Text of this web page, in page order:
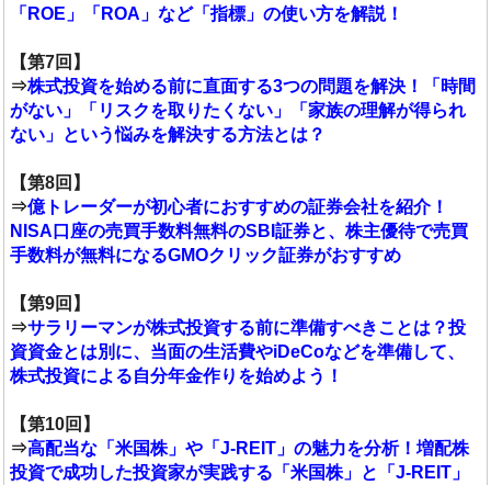
「ROE」「ROA」など「指標」の使い方を解説！
【第7回】
⇒株式投資を始める前に直面する3つの問題を解決！「時間
がない」「リスクを取りたくない」「家族の理解が得られ
ない」という悩みを解決する方法とは？
【第8回】
⇒億トレーダーが初心者におすすめの証券会社を紹介！
NISA口座の売買手数料無料のSBI証券と、株主優待で売買
手数料が無料になるGMOクリック証券がおすすめ
【第9回】
⇒サラリーマンが株式投資する前に準備すべきことは？投
資資金とは別に、当面の生活費やiDeCoなどを準備して、
株式投資による自分年金作りを始めよう！
【第10回】
⇒高配当な「米国株」や「J-REIT」の魅力を分析！増配株
投資で成功した投資家が実践する「米国株」と「J-REIT」